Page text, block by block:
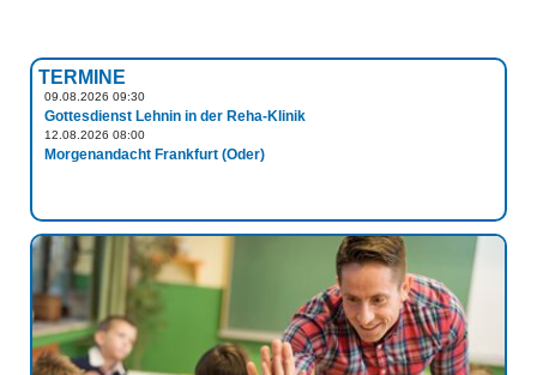
TERMINE
09.08.2026 09:30
Gottesdienst Lehnin in der Reha-Klinik
12.08.2026 08:00
Morgenandacht Frankfurt (Oder)